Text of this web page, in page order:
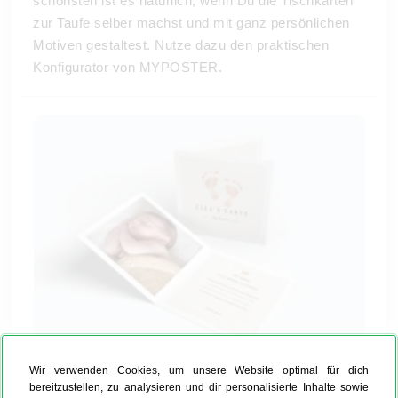
Wir verwenden Cookies, um unsere Website optimal für dich
bereitzustellen, zu analysieren und dir personalisierte Inhalte sowie
zur Taufe selber machst und mit ganz persönlichen
Motiven gestaltest. Nutze dazu den praktischen
Konfigurator von MYPOSTER.
Tischkarten zur Taufe in wenigen Schritten